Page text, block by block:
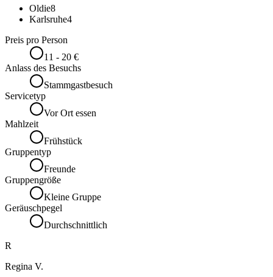
Oldie8
Karlsruhe4
Preis pro Person
11 - 20 €
Anlass des Besuchs
Stammgastbesuch
Servicetyp
Vor Ort essen
Mahlzeit
Frühstück
Gruppentyp
Freunde
Gruppengröße
Kleine Gruppe
Geräuschpegel
Durchschnittlich
R
Regina V.